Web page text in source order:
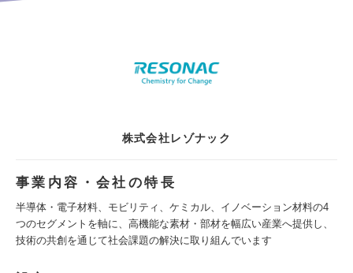
株式会社レゾナック
事業内容・会社の特長
半導体・電子材料、モビリティ、ケミカル、イノベーション材料の4
つのセグメントを軸に、高機能な素材・部材を幅広い産業へ提供し、
技術の共創を通じて社会課題の解決に取り組んでいます